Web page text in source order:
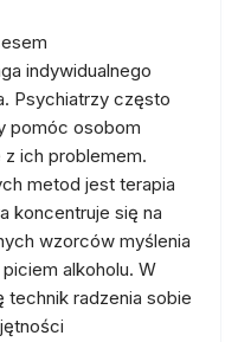
indywidualnego
Psychiatrzy często
pomóc osobom
z ich problemem.
metod jest terapia
koncentruje się na
wzorców myślenia
alkoholu. W
technik radzenia sobie